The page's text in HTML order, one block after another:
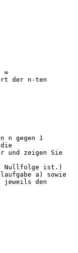
∞
der n-ten
n gegen 1
und zeigen Sie
Nullfolge ist.)
a) sowie
jeweils den